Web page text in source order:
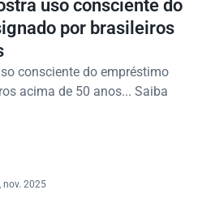
uso consciente do
por brasileiros
consciente do empréstimo
acima de 50 anos... Saiba
nov. 2025